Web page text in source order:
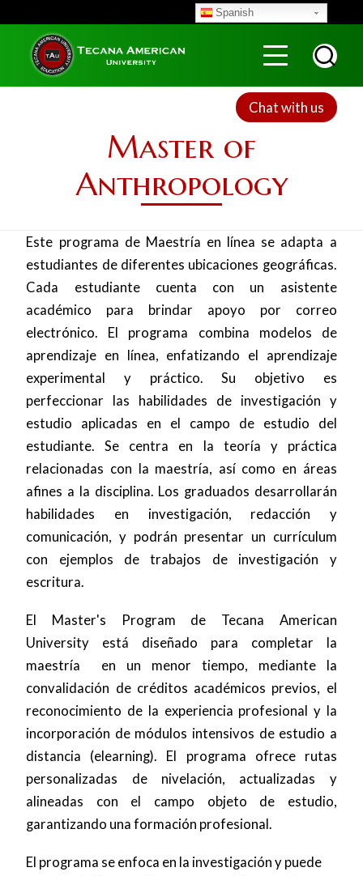
content
Menu
Top
Spanish
Chat with us
Master of
Anthropology
Este programa de Maestría en línea se adapta a
estudiantes de diferentes ubicaciones geográficas.
Cada estudiante cuenta con un asistente
académico para brindar apoyo por correo
electrónico. El programa combina modelos de
aprendizaje en línea, enfatizando el aprendizaje
experimental y práctico. Su objetivo es
perfeccionar las habilidades de investigación y
estudio aplicadas en el campo de estudio del
estudiante. Se centra en la teoría y práctica
relacionadas con la maestría, así como en áreas
afines a la disciplina. Los graduados desarrollarán
habilidades en investigación, redacción y
comunicación, y podrán presentar un currículum
con ejemplos de trabajos de investigación y
escritura.
El Master's Program de Tecana American
University está diseñado para completar la
maestría en un menor tiempo, mediante la
convalidación de créditos académicos previos, el
reconocimiento de la experiencia profesional y la
incorporación de módulos intensivos de estudio a
distancia (elearning). El programa ofrece rutas
personalizadas de nivelación, actualizadas y
alineadas con el campo objeto de estudio,
garantizando una formación profesional.
El programa se enfoca en la investigación y puede